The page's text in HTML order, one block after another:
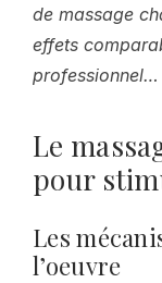
de massage
effets
professionnel…
Le
pour
Les
l’oeuvre